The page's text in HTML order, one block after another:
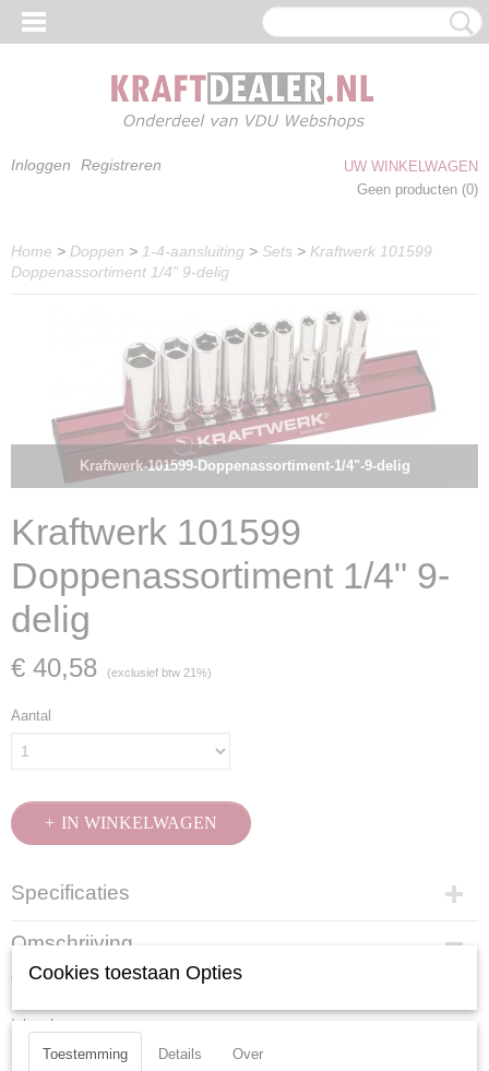
Inloggen Registreren
UW WINKELWAGEN
Geen producten (0)
Home > Doppen > 1-4-aansluiting > Sets > Kraftwerk 101599
Doppenassortiment 1/4" 9-delig
Kraftwerk-101599-Doppenassortiment-1/4"-9-delig
Kraftwerk 101599
Doppenassortiment 1/4" 9-
delig
€ 40,58 (exclusief btw 21%)
Aantal
IN WINKELWAGEN
Specificaties
Productcode
EAN code
Productcode leverancier
101599
Omschrijving
9-Delig doppenset op magnetische klemlijst.
Inhoud:
Lange doppen 3/16 - 7/32 - 1/4 - 9/32 - 5/16 - 11/32 - 3/8 - 7/16 - 1/2"
Cookies toestaan Opties
Toestemming Details Over